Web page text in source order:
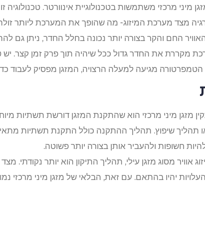
מיני מרכזי משתמשות בטכנולוגיית אינוורטר. טכנולוגיה
מצד מערכת המיזוג- מה שהופך את המערכת ליותר זולה
האוויר החם והקר בצורה יותר נכונה בחלל החדר, ניתן גם
מקררת את החדר גדול ככל שיהיה תוך פרק זמן קצר. יש
מגיעה למעלה הרצויה, המזגן מפסיק לעבוד
מיני מרכזי הוא שהתקנת המזגן דורשת תשתיות
תהליך שיפוץ. תהליך ההתקנה כולל התקנת תשתיות
חשופות ולהעביר אותן בצורה יותר פשוטה.
אוויר מסוג מזגן עילי, תהליך התיקון הוא יותר נקודתי.
העלויות יהיו בהתאם. עם זאת, הבלאי של מזגן מיני